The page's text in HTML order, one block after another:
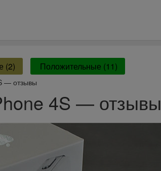
(2) Положительные (11)
— отзывы
4S — отзывы